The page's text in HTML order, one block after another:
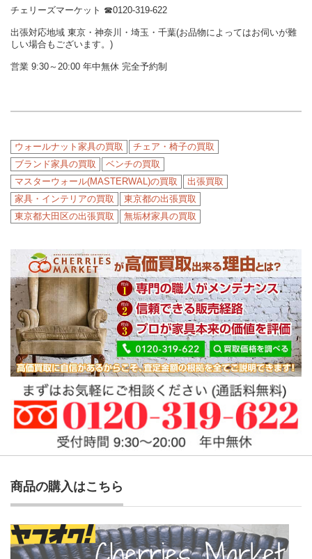
チェリーズマーケット ☎︎0120-319-622
出張対応地域 東京・神奈川・埼玉・千葉(お品物によってはお伺いが難
しい場合もございます。)
営業 9:30～20:00 年中無休 完全予約制
ウォールナット家具の買取
チェア・椅子の買取
ブランド家具の買取
ベンチの買取
マスターウォール(MASTERWAL)の買取
出張買取
家具・インテリアの買取
東京都の出張買取
東京都大田区の出張買取
無垢材家具の買取
商品の購入はこちら